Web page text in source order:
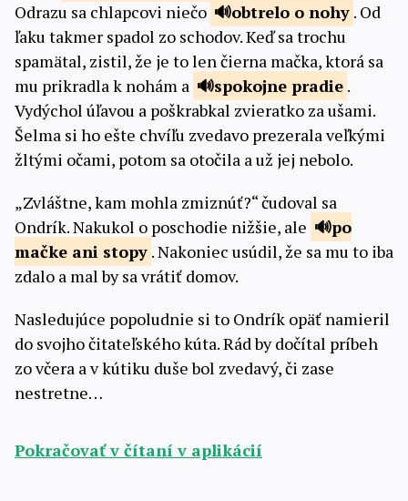
Odrazu sa chlapcovi niečo
obtrelo o nohy . Od
ľaku takmer spadol zo schodov. Keď sa trochu
spamätal, zistil, že je to len čierna mačka, ktorá sa
mu prikradla k nohám a
spokojne pradie .
Vydýchol úľavou a poškrabkal zvieratko za ušami.
Šelma si ho ešte chvíľu zvedavo prezerala veľkými
žltými očami, potom sa otočila a už jej nebolo.
„Zvláštne, kam mohla zmiznúť?“ čudoval sa
Ondrík. Nakukol o poschodie nižšie, ale
po
mačke ani stopy . Nakoniec usúdil, že sa mu to iba
zdalo a mal by sa vrátiť domov.
Nasledujúce popoludnie si to Ondrík opäť namieril
do svojho čitateľského kúta. Rád by dočítal príbeh
zo včera a v kútiku duše bol zvedavý, či zase
nestretne…
Pokračovať v čítaní v aplikácií